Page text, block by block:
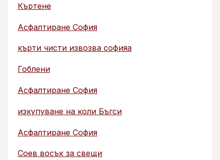
Къртене
Асфалтиране София
кърти чисти извозва софияа
Гоблени
Асфалтиране София
изкупуване на коли Бъгси
Асфалтиране София
Соев восък за свещи